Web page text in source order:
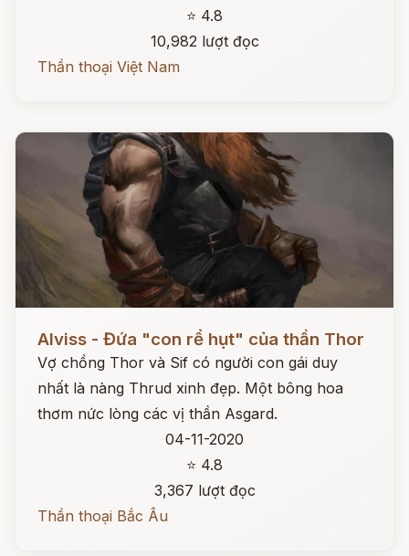
⭐ 4.8
10,982 lượt đọc
Thần thoại Việt Nam
Alviss - Đứa "con rể hụt" của thần Thor
Vợ chồng Thor và Sif có người con gái duy
nhất là nàng Thrud xinh đẹp. Một bông hoa
thơm nức lòng các vị thần Asgard.
04-11-2020
⭐ 4.8
3,367 lượt đọc
Thần thoại Bắc Âu